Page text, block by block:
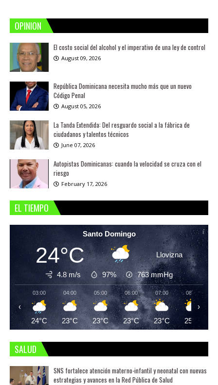
OPINION
El costo social del alcohol y el imperativo de una ley de control
August 09, 2026
República Dominicana necesita mucho más que un nuevo
Código Penal
August 05, 2026
La Tanda Extendida: Del resguardo social a la fábrica de
ciudadanos y talentos técnicos
June 07, 2026
Autopistas Dominicanas: cuando la velocidad se cruza con el
riesgo
February 17, 2026
EL TIEMPO
Santo Domingo
24°C Llovizna
4.8 m/s 97% 763mmHg
03:00
24°C
04:00
23°C
05:00
23°C
06:00
23°C
07:00
23°C
08:00
25°C
‹ ›
SALUD
SNS fortalece atención materno-infantil y neonatal con nuevas
estrategias y avances en la Red Pública de Salud